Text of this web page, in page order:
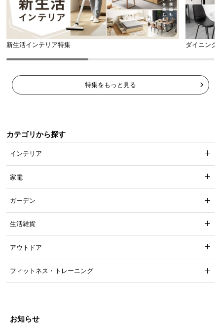
安心してリラックスできる耐久性
耐荷重は
新生活インテリア特集 ダイニング
特集をもっと見る
カテゴリから探す
インテリア
家電
ガーデン
生活雑貨
アウトドア
フィットネス・トレーニング
お知らせ